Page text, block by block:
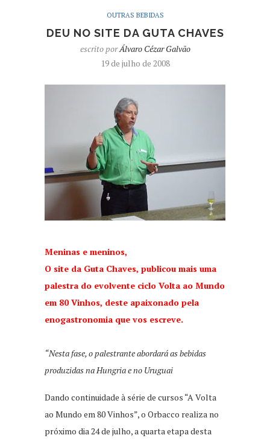
OUTRAS BEBIDAS
DEU NO SITE DA GUTA CHAVES
escrito porÁlvaro Cézar Galvão
19 de julho de 2008
Meninas e meninos,
O site da Guta Chaves, publicou mais uma
palestra do evolvente ciclo Volta ao Mundo
em 80 Vinhos, deste apaixonado pela
enogastronomia que vos escreve.
“Nesta fase, o palestrante abordará as bebidas
produzidas na Hungria e no Uruguai
Dando continuidade à série de cursos “A Volta
ao Mundo em 80 Vinhos”, o Orbacco realiza no
próximo dia 24 de julho, a quarta etapa desta